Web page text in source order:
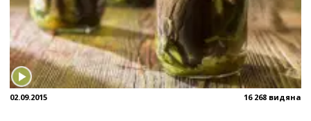
02.09.2015 16 268 видяна